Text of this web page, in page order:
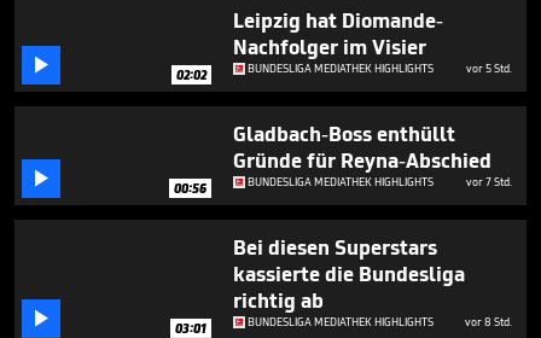
 02:02
Leipzig hat Diomande-
Nachfolger im Visier
BUNDESLIGA MEDIATHEK HIGHLIGHTS vor 5 Std.
 00:56
Gladbach-Boss enthüllt
Gründe für Reyna-Abschied
BUNDESLIGA MEDIATHEK HIGHLIGHTS vor 7 Std.
 03:01
Bei diesen Superstars
kassierte die Bundesliga
richtig ab
BUNDESLIGA MEDIATHEK HIGHLIGHTS vor 8 Std.